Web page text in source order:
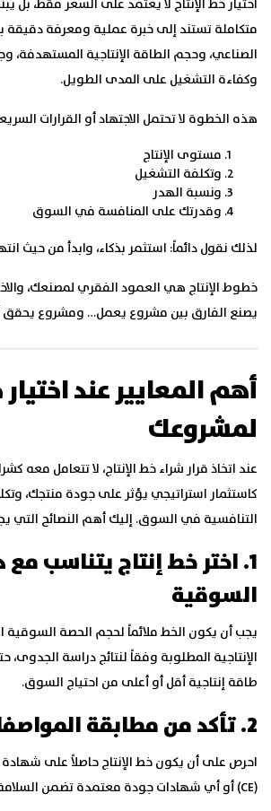
اختيار خط الإنتاج لا يعتمد على السعر فقط، بل
متكاملة تستند إلى خبرة عملية ومعرفة دقيقة
الصناعي، وحجم الطاقة الإنتاجية المستهدفة،
وكفاءة التشغيل على المدى الطويل.
هذه الخطوة لا تحتمل الاجتهاد أو القرارات
مستوى الإنتاج
وتكلفة التشغيل
ونسبة الهدر
وقدرتك على المنافسة في السوق
لذلك نقول دائماً: استثمر بذكاء، وابدأ من حيث
خطوط الإنتاج هي العمود الفقري لمصنعك،
يصنع الفارق بين مشروع يعمل… ومشروع يحقق
أهم المعايير عند اختيار
لمشروعك
عند اتخاذ قرار شراء خط الإنتاج، لا تتعامل معه
كاستثمار استراتيجي يؤثر على جودة منتجك،
التنافسية في السوق. إليك أهم النصائح التي
1. اختر خط إنتاج يتناسب
السوقية
يجب أن يكون الخط ملائماً لحجم الحصة
الإنتاجية المطلوبة وفقاً لنتائج دراسة
طاقة إنتاجية أقل أو أعلى من احتياج السوق.
2. تأكد من مطابقة المواصفات القياسية
احرص على أن يكون خط الإنتاج حاصلاً على شهادة
(CE) أو أي شهادات جودة معتمدة تضمن السلامة والكفاءة التشغيلية.